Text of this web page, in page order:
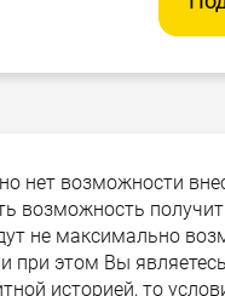
нет возможности
возможность
не максимально
при этом Вы
историей, то